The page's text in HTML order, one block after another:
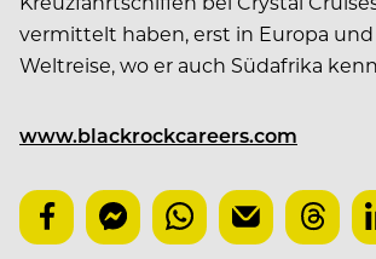
vermittelt haben, erst in Europa
Weltreise, wo er auch Südafrika
www.blackrockcareers.com